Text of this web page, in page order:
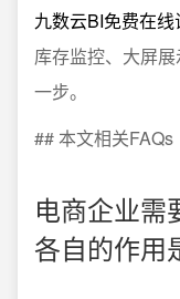
九数云BI免费在线
库存监控、大屏
一步。
## 本文相关FAQs
电商企业需
各自的作用